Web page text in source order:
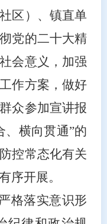
区）、镇直单
党的二十大精
会意义，加强
作方案，做好
众参加宣讲报
、横向贯通”的
控常态化有关
序开展。
严格落实意识形